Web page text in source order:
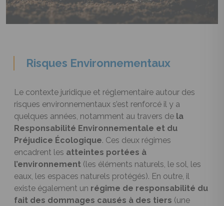
Risques Environnementaux
Le contexte juridique et réglementaire autour des
risques environnementaux s’est renforcé il y a
quelques années, notamment au travers de la
Responsabilité Environnementale et du
Préjudice Écologique. Ces deux régimes
encadrent les atteintes portées à
l’environnement (les éléments naturels, le sol, les
eaux, les espaces naturels protégés). En outre, il
existe également un régime de responsabilité du
fait des dommages causés à des tiers (une